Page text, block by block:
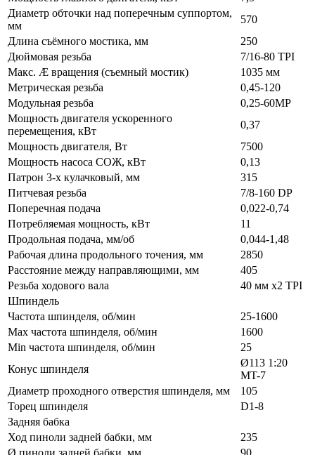
Диаметр обточки над поперечным суппортом,
мм
570
Длина съёмного мостика, мм
250
Дюймовая резьба
7/16-80 TPI
Макс. Æ вращения (съемный мостик)
1035 мм
Метрическая резьба
0,45-120
Модульная резьба
0,25-60MP
Мощность двигателя ускоренного
перемещения, кВт
0,37
Мощность двигателя, Вт
7500
Мощность насоса СОЖ, кВт
0,13
Патрон 3-х кулачковый, мм
315
Питчевая резьба
7/8-160 DP
Поперечная подача
0,022-0,74
Потребляемая мощность, кВт
11
Продольная подача, мм/об
0,044-1,48
Рабочая длина продольного точения, мм
2850
Расстояние между направляющими, мм
405
Резьба ходового вала
40 мм х2 TPI
Шпиндель
Частота шпинделя, об/мин
25-1600
Max частота шпинделя, об/мин
1600
Min частота шпинделя, об/мин
25
Конус шпинделя
Ø113 1:20
MT-7
Диаметр проходного отверстия шпинделя, мм
105
Торец шпинделя
D1-8
Задняя бабка
Ход пиноли задней бабки, мм
235